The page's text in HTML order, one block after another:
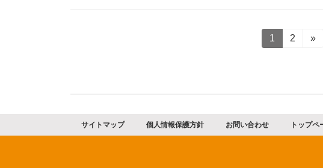
ー
固
定
1
固
2 »
サイトマップ 個人情報保護方針 お問い合わせ トップペ